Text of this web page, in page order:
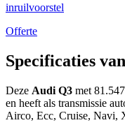
inruilvoorstel
Offerte
Specificaties
Deze Audi Q3 met
en heeft als transmissie
Airco, Ecc, Cruise, Navi,